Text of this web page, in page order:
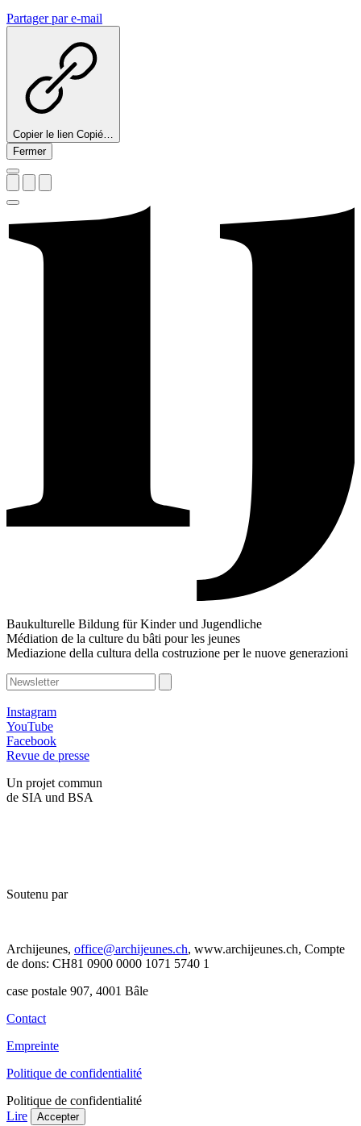
Partager par e-mail
Copier le lien Copié…
Fermer
Baukulturelle Bildung für Kinder und Jugendliche
Médiation de la culture du bâti pour les jeunes
Mediazione della cultura della costruzione per le nuove generazioni
Instagram
YouTube
Facebook
Revue de presse
Un projet commun
de SIA und BSA
Soutenu par
Archijeunes, office@archijeunes.ch, www.archijeunes.ch, Compte
de dons: CH81 0900 0000 1071 5740 1
case postale 907, 4001 Bâle
Contact
Empreinte
Politique de confidentialité
Politique de confidentialité
Lire
Accepter